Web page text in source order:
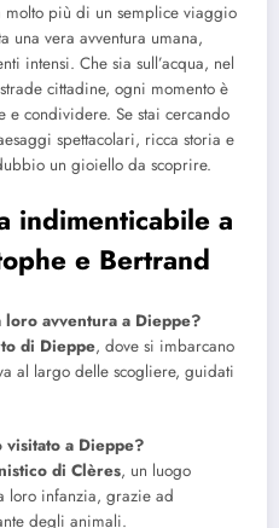
molto più di un semplice viaggio
una vera avventura umana,
intensi. Che sia sull’acqua, nel
cittadine, ogni momento è
e condividere. Se stai cercando
spettacolari, ricca storia e
un gioiello da scoprire.
indimenticabile a
e Bertrand
avventura a Dieppe?
di Dieppe, dove si imbarcano
al largo delle scogliere, guidati
visitato a Dieppe?
di Clères, un luogo
loro infanzia, grazie ad
degli animali.